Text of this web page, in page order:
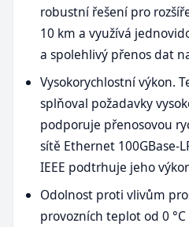
robustní řešení pro
10 km a využívá
a spolehlivý přenos dat
Vysokorychlostní výkon.
splňoval požadavky
podporuje přenosovou
sítě Ethernet 100GBase-
IEEE podtrhuje jeho
Odolnost proti vlivům
provozních teplot od 0